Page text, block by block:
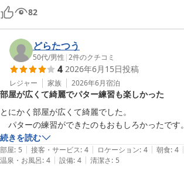
82
どらたつう
50代/男性 |2件のクチコミ
4 2026年6月15日投稿
レジャー 家族 2026年6月宿泊
部屋が広くて綺麗でパター練習も楽しかった
とにかく部屋が広くて綺麗でした。
パターの練習ができたのもおもしろかったです。
続きを読む
部屋: 5 | 接客・サービス: 4 | ロケーション: 4 | 朝食: 4 |
温泉・お風呂: 4 | 設備: 4 | 清潔さ: 5